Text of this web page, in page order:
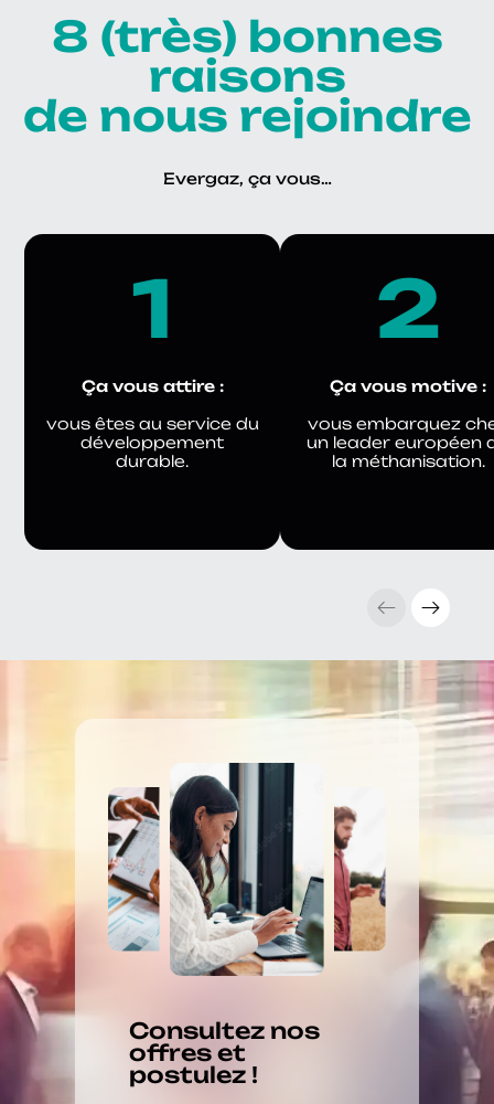
8 (très) bonnes
raisons
de nous rejoindre
Evergaz, ça vous…
1
Ça vous attire :
vous êtes au service du
développement
durable.
2
Ça vous motive :
vous embarquez
un leader européen
la méthanisation.
Consultez nos
offres et
postulez !